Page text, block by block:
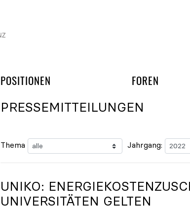
POSITIONEN FOREN UND
PRESSEMITTEILUNGEN
Thema Jahrgang:
UNIKO:
UNIVERSITÄTEN GELTEN